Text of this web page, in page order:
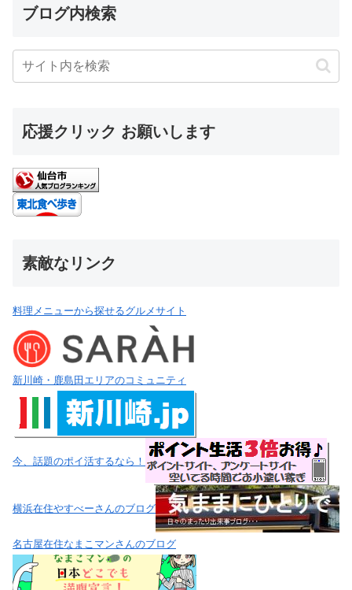
ブログ内検索
応援クリック お願いします
素敵なリンク
料理メニューから探せるグルメサイト
新川崎・鹿島田エリアのコミュニティ
今、話題のポイ活するなら！
横浜在住やすべーさんのブログ
名古屋在住なまこマンさんのブログ